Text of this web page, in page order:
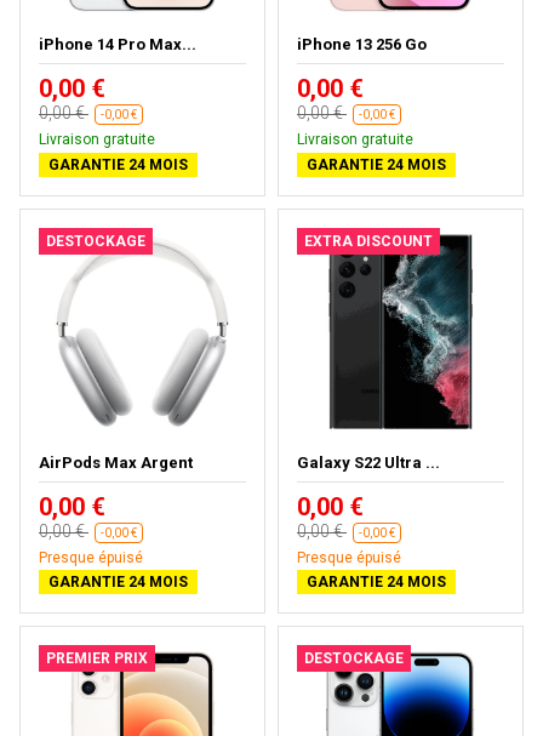
iPhone 14 Pro Max...
0,00 €
0,00 € -0,00 €
Livraison gratuite
GARANTIE 24 MOIS
iPhone 13 256 Go
0,00 €
0,00 € -0,00 €
Livraison gratuite
GARANTIE 24 MOIS
DESTOCKAGE
AirPods Max Argent
0,00 €
0,00 € -0,00 €
Presque épuisé
GARANTIE 24 MOIS
EXTRA DISCOUNT
Galaxy S22 Ultra ...
0,00 €
0,00 € -0,00 €
Presque épuisé
GARANTIE 24 MOIS
PREMIER PRIX DESTOCKAGE